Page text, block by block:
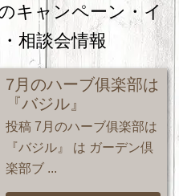
キャンペーン・ イ
相談会情報
7月のハーブ俱楽部は
『バジル』
投稿 7月のハーブ俱楽部は
『バジル』 は ガーデン倶
楽部ブ ...